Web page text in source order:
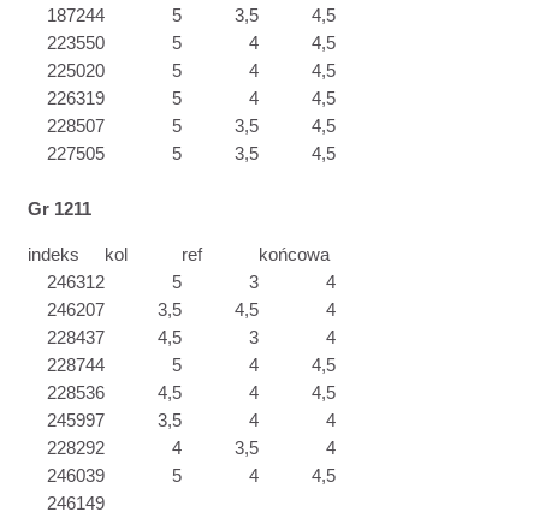
187244
5 3,5
4,5
223550
5 4
4,5
225020
5 4
4,5
226319
5 4
4,5
228507
5 3,5
4,5
227505
5 3,5 4,5
Gr 1211
indeks kol ref
końcowa
246312
5 3
4
246207
3,5 4,5
4
228437
4,5 3
4
228744
5 4
4,5
228536
4,5 4
4,5
245997
3,5 4
4
228292
4 3,5
4
246039
5 4
4,5
246149